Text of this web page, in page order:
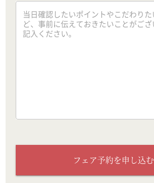
フェア予約を申し込む